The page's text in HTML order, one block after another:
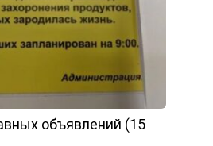
объявлений (15